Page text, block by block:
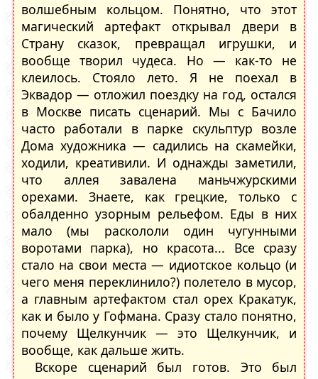
волшебным кольцом. Понятно, что этот
магический артефакт открывал двери в
Cтрану сказок, превращал игрушки, и
вообще творил чудеса. Но — как-то не
клеилось. Стояло лето. Я не поехал в
Эквадор — отложил поездку на год, остался
в Москве писать сценарий. Мы с Бачило
часто работали в парке скульптур возле
Дома художника — садились на скамейки,
ходили, креативили. И однажды заметили,
что аллея завалена маньчжурскими
орехами. Знаете, как грецкие, только с
обалденно узорным рельефом. Еды в них
мало (мы раскололи один чугунными
воротами парка), но красота... Все сразу
стало на свои места — идиотское кольцо (и
чего меня переклинило?) полетело в мусор,
а главным артефактом стал орех Кракатук,
как и было у Гофмана. Сразу стало понятно,
почему Щелкунчик — это Щелкунчик, и
вообще, как дальше жить.
Вскоре сценарий был готов. Это был